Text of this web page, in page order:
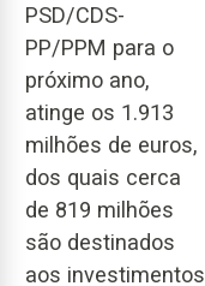
PSD/CDS-
PP/PPM para o
próximo ano,
atinge os 1.913
milhões de euros,
dos quais cerca
de 819 milhões
são destinados
aos investimentos